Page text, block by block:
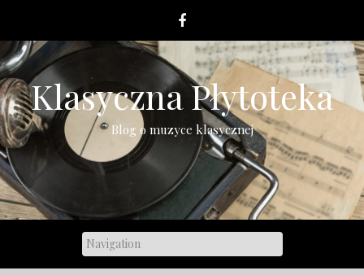
content
Klasyczna Płytoteka
Blog o muzyce klasycznej